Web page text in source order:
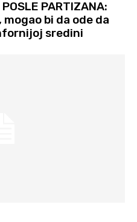
PARTIZANA:
bi da ode da
sredini